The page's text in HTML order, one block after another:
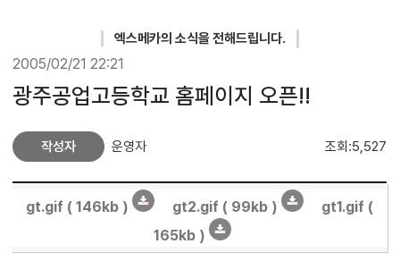
엑스메카의 소식을 전해드립니다.
2005/02/21 22:21
광주공업고등학교 홈페이지 오픈!!
작성자 운영자 조회:5,527
gt.gif ( 146kb ) gt2.gif ( 99kb )
gt1.gif (
165kb )